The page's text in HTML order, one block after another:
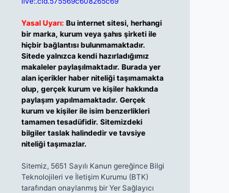
Yasal Uyarı: Bu internet sitesi, herhangi
bir marka, kurum veya şahıs şirketi ile
hiçbir bağlantısı bulunmamaktadır.
Sitede yalnızca kendi hazırladığımız
makaleler paylaşılmaktadır. Burada yer
alan içerikler haber niteliği taşımamakta
olup, gerçek kurum ve kişiler hakkında
paylaşım yapılmamaktadır. Gerçek
kurum ve kişiler ile isim benzerlikleri
tamamen tesadüfidir. Sitemizdeki
bilgiler taslak halindedir ve tavsiye
niteliği taşımazlar.
Sitemiz, 5651 Sayılı Kanun gereğince Bilgi
Teknolojileri ve İletişim Kurumu (BTK)
tarafından onaylanmış bir Yer Sağlayıcı